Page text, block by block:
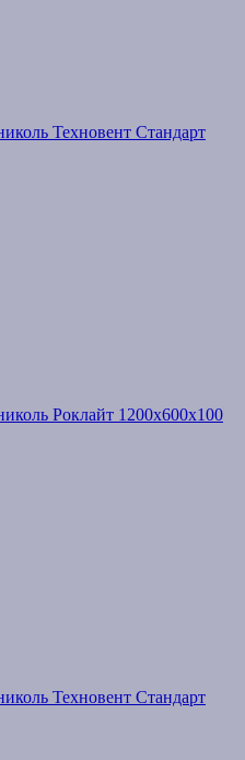
Техновент Стандарт
Роклайт 1200х600х100
Техновент Стандарт